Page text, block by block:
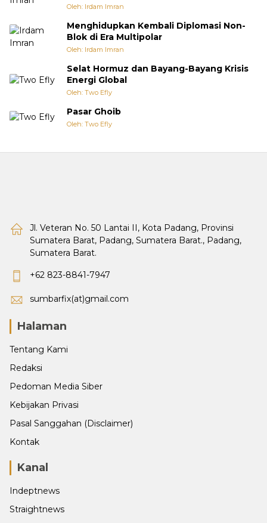
Oleh: Irdam Imran
Menghidupkan Kembali Diplomasi Non-
Blok di Era Multipolar
Oleh: Irdam Imran
Selat Hormuz dan Bayang-Bayang Krisis
Energi Global
Oleh: Two Efly
Pasar Ghoib
Oleh: Two Efly
Jl. Veteran No. 50 Lantai II, Kota Padang, Provinsi
Sumatera Barat, Padang, Sumatera Barat., Padang,
Sumatera Barat.
+62 823-8841-7947
sumbarfix(at)gmail.com
Halaman
Tentang Kami
Redaksi
Pedoman Media Siber
Kebijakan Privasi
Pasal Sanggahan (Disclaimer)
Kontak
Kanal
Indeptnews
Straightnews